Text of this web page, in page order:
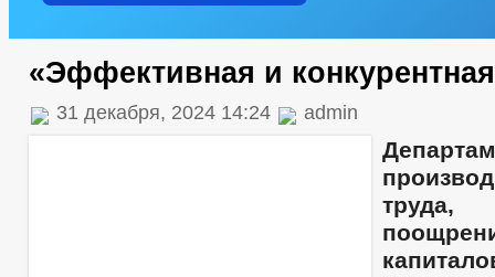
«Эффективная и
31 декабря, 2024 14:24 admin